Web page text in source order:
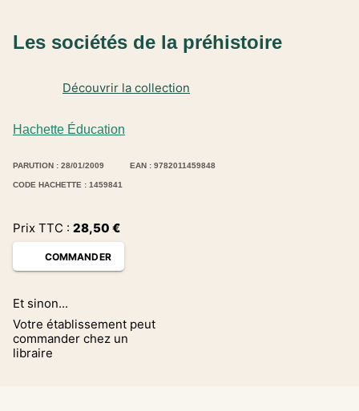
Hachette Éducation
Découvrir la collection
Les sociétés de la préhistoire
PARUTION : 28/01/2009 EAN : 9782011459848
CODE HACHETTE : 1459841
Prix TTC : 28,50 €
COMMANDER
Et sinon...
Votre établissement peut
commander chez un
libraire